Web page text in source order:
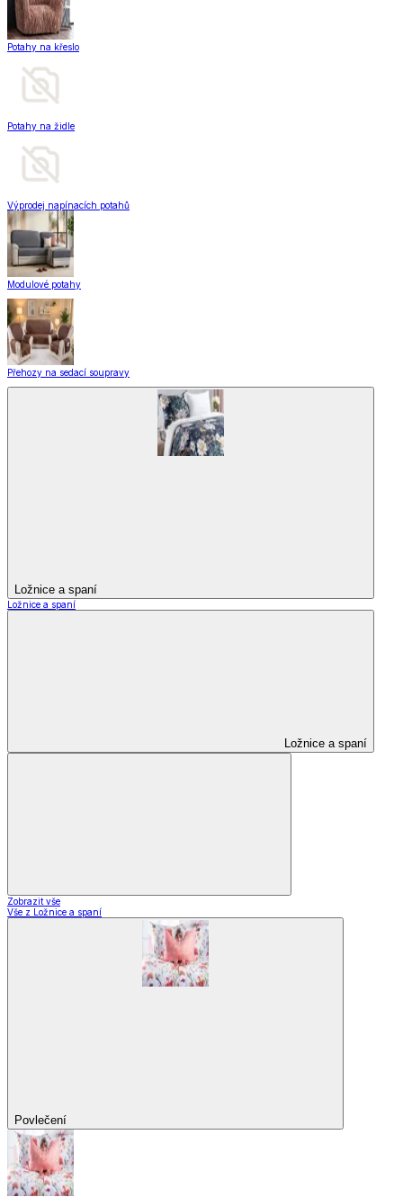
Potahy na křeslo
Potahy na židle
Výprodej napínacích potahů
Modulové potahy
Přehozy na sedací soupravy
Ložnice a spaní
Ložnice a spaní
Ložnice a spaní
Zobrazit vše
Vše z Ložnice a spaní
Povlečení